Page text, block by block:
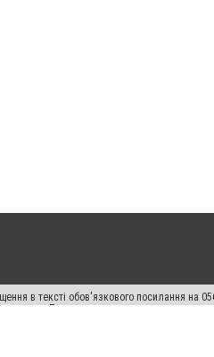
в тексті обов'язкового посилання на
джерела. Порушення виняткових прав